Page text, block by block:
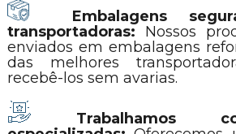
Embalagens
transportadoras: Nossos
enviados em embalagens
das melhores
recebê-los sem avarias.
Trabalhamos